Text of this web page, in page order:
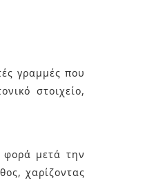
γραμμές που
στοιχείο,
φορά μετά την
χαρίζοντας